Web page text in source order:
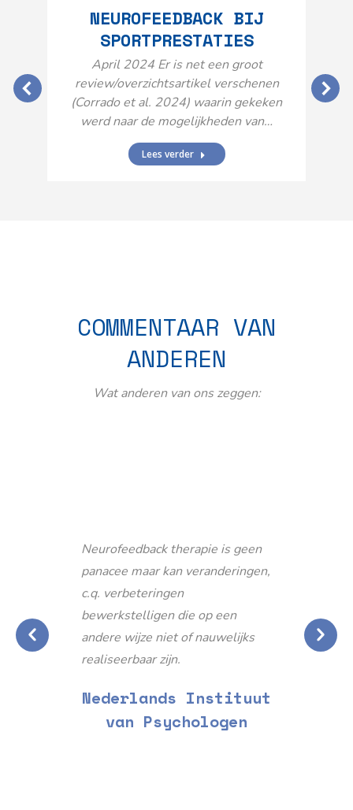
NEUROFEEDBACK BIJ
SPORTPRESTATIES
April 2024 Er is net een groot
review/overzichtsartikel verschenen
(Corrado et al. 2024) waarin gekeken
werd naar de mogelijkheden van…
Lees verder
COMMENTAAR VAN
ANDEREN
Wat anderen van ons zeggen:
Neurofeedback therapie is geen
panacee maar kan veranderingen,
c.q. verbeteringen
bewerkstelligen die op een
andere wijze niet of nauwelijks
realiseerbaar zijn.
Nederlands Instituut
van Psychologen